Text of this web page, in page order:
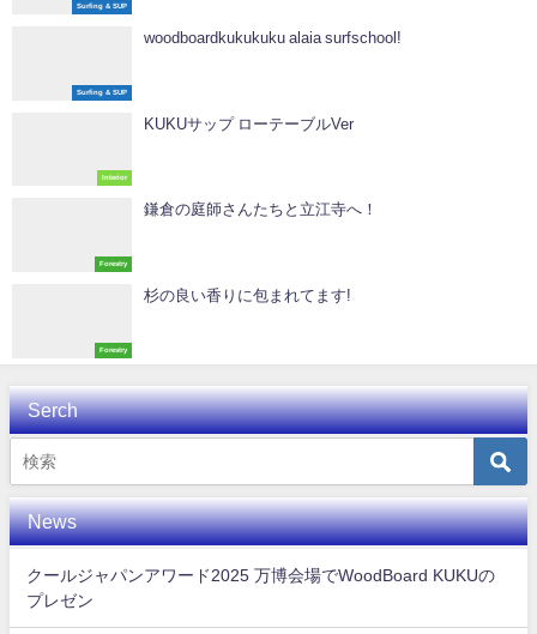
Surfing & SUP
Surfing & SUP
woodboardkukukuku alaia surfschool!
Interior
KUKUサップ ローテーブルVer
Forestry
鎌倉の庭師さんたちと立江寺へ！
Forestry
杉の良い香りに包まれてます!
Serch
News
クールジャパンアワード2025 万博会場でWoodBoard KUKUの
プレゼン